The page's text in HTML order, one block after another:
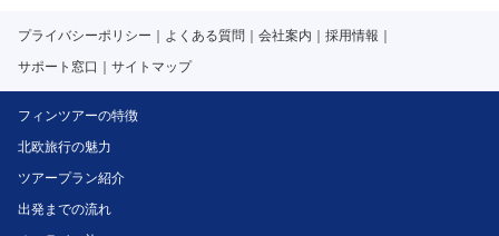
プライバシーポリシー よくある質問 会社案内
採用情報
サポート窓口
サイトマップ
フィンツアーの特徴
北欧旅行の魅力
ツアープラン紹介
出発までの流れ